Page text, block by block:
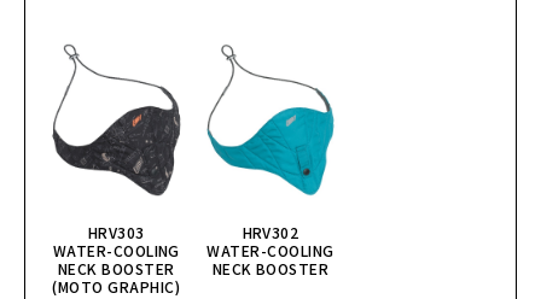
HRV303
WATER-COOLING
NECK BOOSTER
(MOTO GRAPHIC)
HRV302
WATER-COOLING
NECK BOOSTER